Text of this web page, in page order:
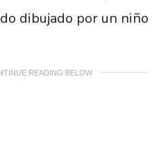
dibujado por un niño
READING BELOW